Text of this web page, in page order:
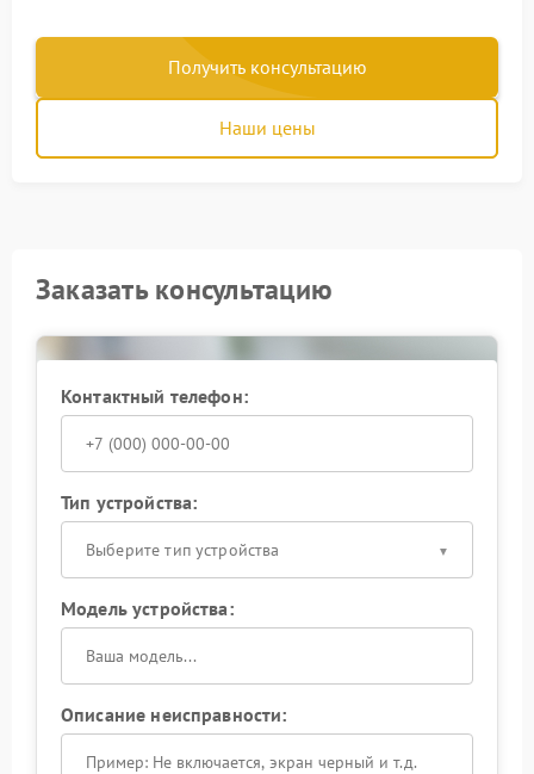
Получить консультацию
Наши цены
Заказать консультацию
Контактный телефон:
Тип устройства:
Выберите тип устройства
Модель устройства:
Описание неисправности: